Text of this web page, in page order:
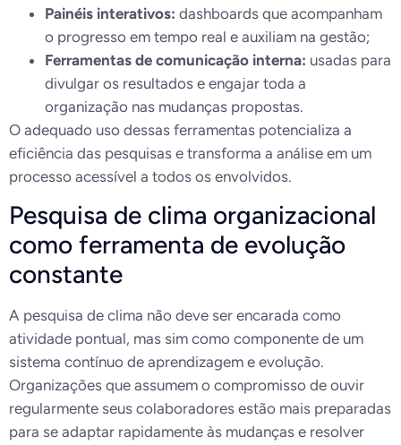
Painéis interativos: dashboards que acompanham
o progresso em tempo real e auxiliam na gestão;
Ferramentas de comunicação interna: usadas para
divulgar os resultados e engajar toda a
organização nas mudanças propostas.
O adequado uso dessas ferramentas potencializa a
eficiência das pesquisas e transforma a análise em um
processo acessível a todos os envolvidos.
Pesquisa de clima organizacional
como ferramenta de evolução
constante
A pesquisa de clima não deve ser encarada como
atividade pontual, mas sim como componente de um
sistema contínuo de aprendizagem e evolução.
Organizações que assumem o compromisso de ouvir
regularmente seus colaboradores estão mais preparadas
para se adaptar rapidamente às mudanças e resolver